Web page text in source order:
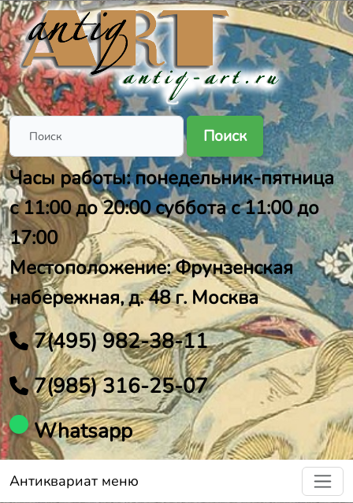
Поиск
Часы работы: понедельник-пятница
с 11:00 до 20:00 суббота с 11:00 до
17:00
Местоположение: Фрунзенская
набережная, д. 48 г. Москва
7(495) 982-38-11
7(985) 316-25-07
Whatsapp
Антиквариат меню